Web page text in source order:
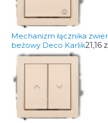
Mechanizm łącznika
beżowy Deco Karlik21,16